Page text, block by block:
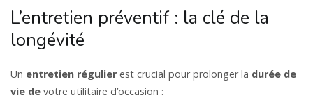
L’entretien préventif : la clé de la
longévité
Un entretien régulier est crucial pour prolonger la durée de
vie de votre utilitaire d’occasion :